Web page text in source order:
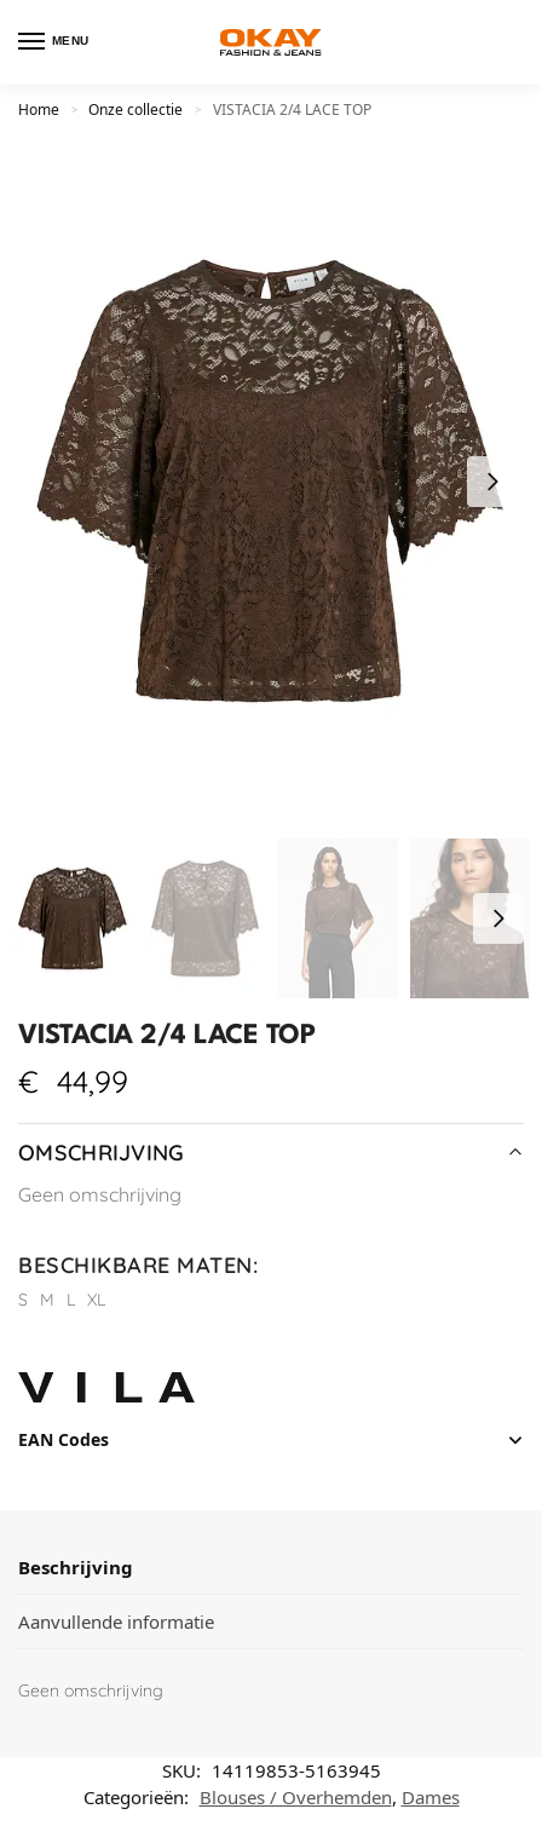
MENU
Home > Onze collectie > VISTACIA 2/4 LACE TOP
VISTACIA 2/4 LACE TOP
€ 44,99
OMSCHRIJVING
Geen omschrijving
BESCHIKBARE MATEN:
S M L XL
EAN Codes
Beschrijving
Aanvullende informatie
Geen omschrijving
SKU: 14119853-5163945
Categorieën: Blouses / Overhemden, Dames